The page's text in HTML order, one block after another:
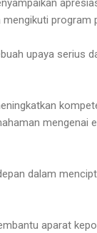
program
upaya serius
mengenai
dalam
aparat